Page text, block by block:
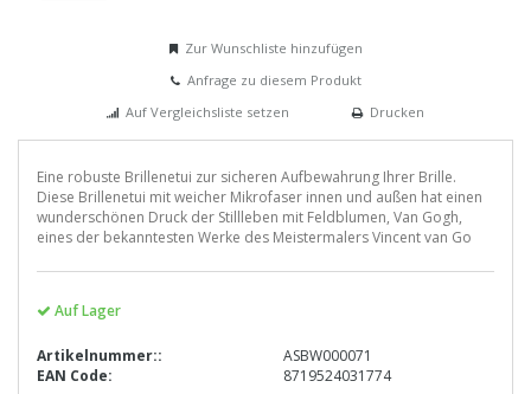
Zur Wunschliste hinzufügen
Anfrage zu diesem Produkt
Auf Vergleichsliste setzen
Drucken
Eine robuste Brillenetui zur sicheren Aufbewahrung Ihrer Brille.
Diese Brillenetui mit weicher Mikrofaser innen und außen hat einen
wunderschönen Druck der Stillleben mit Feldblumen, Van Gogh,
eines der bekanntesten Werke des Meistermalers Vincent van Go
Auf Lager
Artikelnummer::
ASBW000071
EAN Code:
8719524031774